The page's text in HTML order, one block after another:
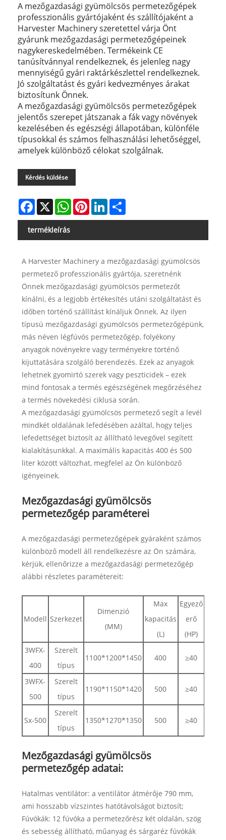
A mezőgazdasági gyümölcsös permetezőgépek
professzionális gyártójaként és szállítójaként a
Harvester Machinery szeretettel várja Önt
gyárunk mezőgazdasági permetezőgépeinek
nagykereskedelmében. Termékeink CE
tanúsítvánnyal rendelkeznek, és jelenleg nagy
mennyiségű gyári raktárkészlettel rendelkeznek.
Jó szolgáltatást és gyári kedvezményes árakat
biztosítunk Önnek.
A mezőgazdasági gyümölcsös permetezőgépek
jelentős szerepet játszanak a fák vagy növények
kezelésében és egészségi állapotában, különféle
típusokkal és számos felhasználási lehetőséggel,
amelyek különböző célokat szolgálnak.
Kérdés küldése
Facebook
X WhatsAppPinterestLinkedIn
termékleírás
A Harvester Machinery a mezőgazdasági gyümölcsös
permetező professzionális gyártója, szeretnénk
Önnek mezőgazdasági gyümölcsös permetezőt
kínálni, és a legjobb értékesítés utáni szolgáltatást és
időben történő szállítást kínáljuk Önnek. Az ilyen
típusú mezőgazdasági gyümölcsös permetezőgépünk,
más néven légfúvós permetezőgép, folyékony
anyagok növényekre vagy terményekre történő
kijuttatására szolgáló berendezés. Ezek az anyagok
lehetnek gyomirtó szerek vagy peszticidek – ezek
mind fontosak a termés egészségének megőrzéséhez
a termés növekedési ciklusa során.
A mezőgazdasági gyümölcsös permetező segít a levél
mindkét oldalának lefedésében azáltal, hogy teljes
lefedettséget biztosít az állítható levegővel segített
kialakításunkkal. A maximális kapacitás 400 és 500
liter között változhat, megfelel az Ön különböző
igényeinek.
Mezőgazdasági gyümölcsös
permetezőgép paraméterei
A mezőgazdasági permetezőgépek gyáraként számos
különböző modell áll rendelkezésre az Ön számára,
kérjük, ellenőrizze a mezőgazdasági permetezőgép
alábbi részletes paramétereit:
Modell Szerkezet
Dimenzió
(MM)
Max
kapacitás
(L)
Egyező
erő
(HP)
3WFX-
400
Szerelt
típus
1100*1200*1450 400 ≥40
3WFX-
500
Szerelt
típus
1190*1150*1420 500 ≥40
Sx-500
Szerelt
típus
1350*1270*1350 500 ≥40
Mezőgazdasági gyümölcsös
permetezőgép adatai:
Hatalmas ventilátor: a ventilátor átmérője 790 mm,
ami hosszabb vízszintes hatótávolságot biztosít;
Fúvókák: 12 fúvóka a permetezőrész két oldalán, szög
és sebesség állítható, műanyag és sárgaréz fúvókák